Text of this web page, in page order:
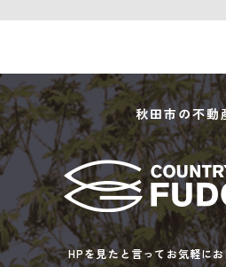
秋田市の不動
HPを見たと言ってお気軽に